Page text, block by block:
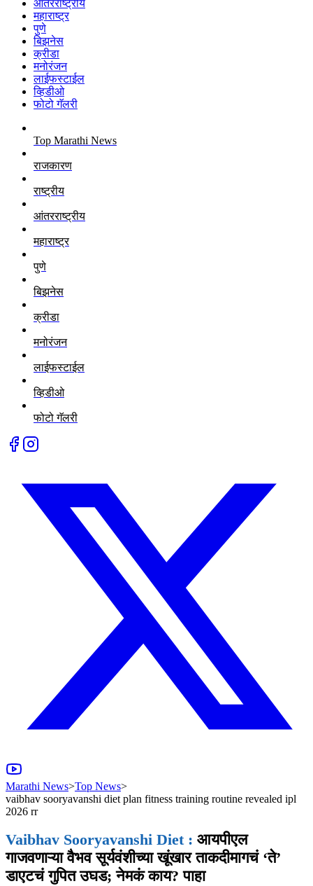
आंतरराष्ट्रीय
महाराष्ट्र
पुणे
बिझनेस
क्रीडा
मनोरंजन
लाईफस्टाईल
व्हिडीओ
फोटो गॅलरी
Top Marathi News
राजकारण
राष्ट्रीय
आंतरराष्ट्रीय
महाराष्ट्र
पुणे
बिझनेस
क्रीडा
मनोरंजन
लाईफस्टाईल
व्हिडीओ
फोटो गॅलरी
Marathi News>Top News>
vaibhav sooryavanshi diet plan fitness training routine revealed ipl
2026 rr
Vaibhav Sooryavanshi Diet : आयपीएल
गाजवणाऱ्या वैभव सूर्यवंशीच्या खूंखार ताकदीमागचं ‘ते’
डाएटचं गुपित उघड; नेमकं काय? पाहा